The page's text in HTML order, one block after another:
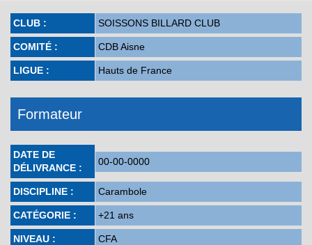
CLUB : SOISSONS BILLARD CLUB
COMITÉ : CDB Aisne
LIGUE : Hauts de France
Formateur
DATE DE
DÉLIVRANCE :
00-00-0000
DISCIPLINE : Carambole
CATÉGORIE : +21 ans
NIVEAU : CFA